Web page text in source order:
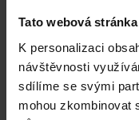
Tato webová
K personalizaci
návštěvnosti
sdílíme se svými
mohou zkombinovat
Články